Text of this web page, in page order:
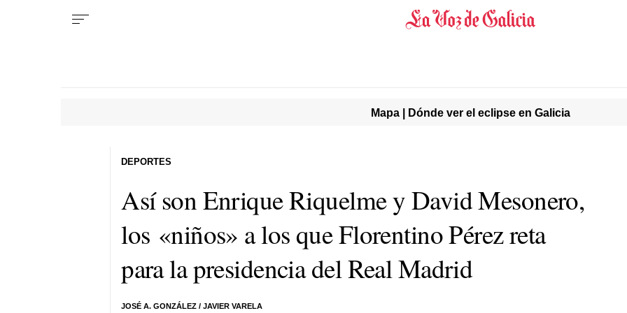
Mapa | Dónde ver el eclipse en Galicia
Así son Enrique Riquelme y David Mesonero,
los «niños» a los que Florentino Pérez reta
para la presidencia del Real Madrid
JOSÉ A. GONZÁLEZ / JAVIER VARELA
DEPORTES